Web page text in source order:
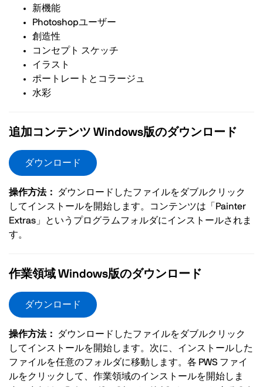
新機能
Photoshopユーザー
創造性
コンセプト スケッチ
イラスト
ポートレートとコラージュ
水彩
追加コンテンツ Windows版のダウンロード
ダウンロード
操作方法：
ダウンロードしたファイルをダブルクリック
してインストールを開始します。コンテンツは「Painter
Extras」というプログラムフォルダにインストールされま
す。
作業領域 Windows版のダウンロード
ダウンロード
操作方法：
ダウンロードしたファイルをダブルクリック
してインストールを開始します。次に、インストールした
ファイルを任意のフォルダに移動します。各 PWS ファイ
ルをクリックして、作業領域のインストールを開始しま